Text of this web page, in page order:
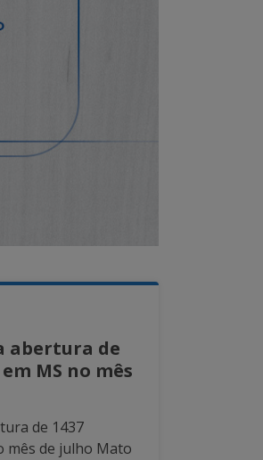
abertura de
MS no mês
de 1437
mês de julho Mato